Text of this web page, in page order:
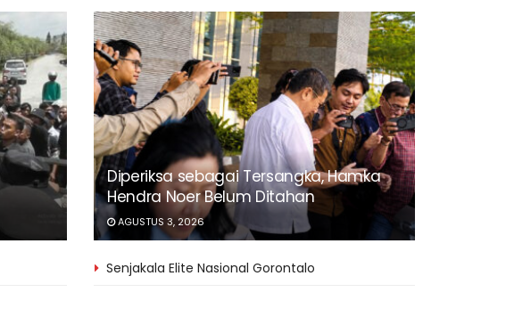
Diperiksa sebagai Tersangka, Hamka
Hendra Noer Belum Ditahan
AGUSTUS 3, 2026
Senjakala Elite Nasional Gorontalo